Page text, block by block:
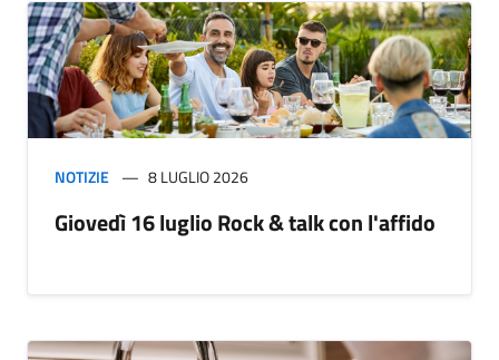
NOTIZIE 8 LUGLIO 2026
Giovedì 16 luglio Rock & talk con l'affido